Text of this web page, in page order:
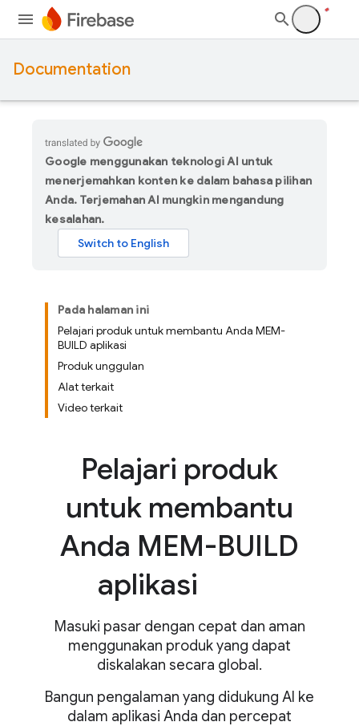
Documentation
Google menggunakan teknologi AI untuk
menerjemahkan konten ke dalam bahasa pilihan
Anda. Terjemahan AI mungkin mengandung
kesalahan.
Pada halaman ini
Pelajari produk untuk membantu Anda MEM-
BUILD aplikasi
Produk unggulan
Alat terkait
Video terkait
Pelajari produk
untuk membantu
Anda MEM-BUILD
aplikasi
Masuki pasar dengan cepat dan aman
menggunakan produk yang dapat
diskalakan secara global.
Bangun pengalaman yang didukung AI ke
dalam aplikasi Anda dan percepat